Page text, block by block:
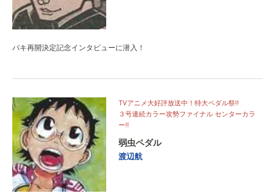
バキ再開決定記念インタビューに潜入！
TVアニメ大好評放送中！特大ペダル祭!!
３号連続カラー攻勢ファイナル センターカラ
ー!!
弱虫ペダル
渡辺航